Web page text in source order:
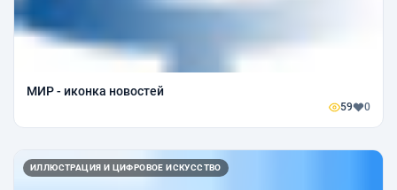
МИР - иконка новостей
59 0
ИЛЛЮСТРАЦИЯ И ЦИФРОВОЕ ИСКУССТВО